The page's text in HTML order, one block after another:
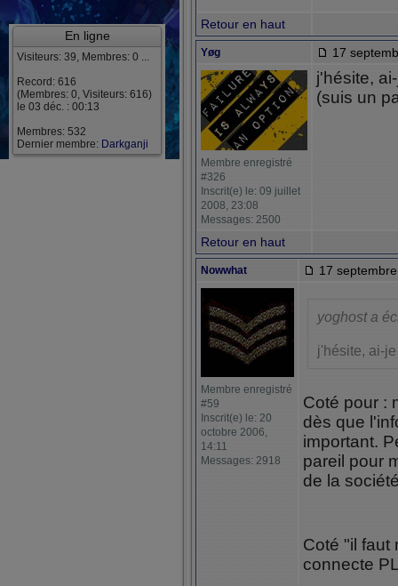
En ligne
Visiteurs: 39, Membres: 0 ...
Record: 616
(Membres: 0, Visiteurs: 616)
le 03 déc. : 00:13
Membres: 532
Dernier membre: Darkganji
Retour en haut
Yøg 17
Membre enregistré
#326
Inscrit(e) le: 09 juillet
2008, 23:08
Messages: 2500
j'hésite,
(suis un
Retour en haut
Nowwhat 17
Membre enregistré
#59
Inscrit(e) le: 20
octobre 2006,
14:11
Messages: 2918
yoghost a
j'hésite, ai-
Coté pour :
dès que
important.
pareil pour
de la
Coté "il faut
connecte